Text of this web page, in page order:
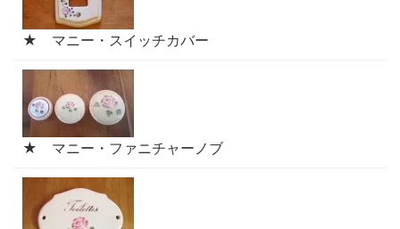
★ マニー・スイッチカバー
★ マニー・ファニチャーノブ